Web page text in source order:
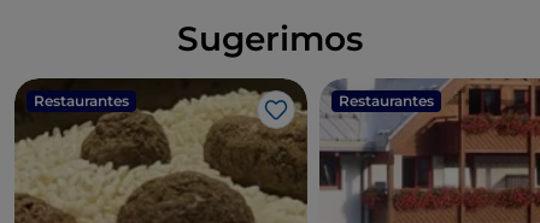
Sugerimos
Restaurantes
Gosto
Restaurantes